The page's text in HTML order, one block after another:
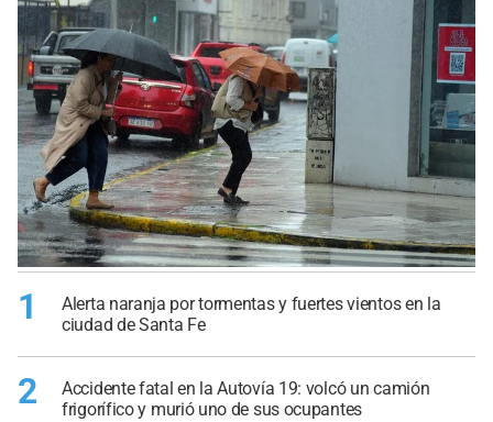
1
Alerta naranja por tormentas y fuertes vientos en la
ciudad de Santa Fe
2
Accidente fatal en la Autovía 19: volcó un camión
frigorífico y murió uno de sus ocupantes